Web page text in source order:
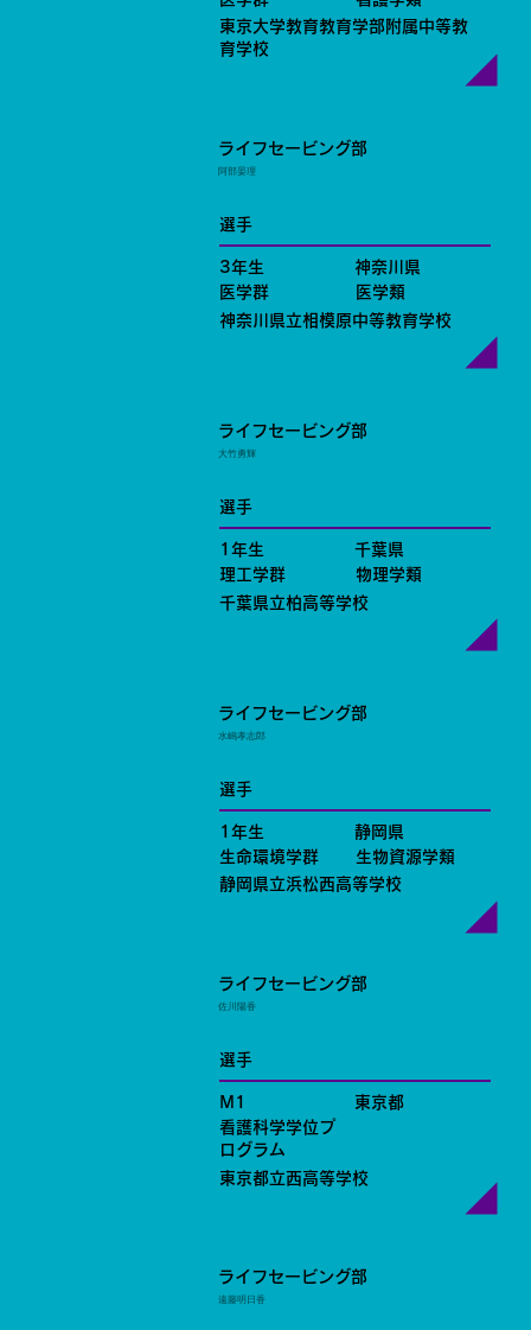
東京大学教育教育学部附属中等教
育学校
ライフセービング部
阿部晏理
選手
3年生
神奈川県
医学群
医学類
神奈川県立相模原中等教育学校
ライフセービング部
大竹勇輝
選手
1年生
千葉県
理工学群
物理学類
千葉県立柏高等学校
ライフセービング部
水嶋孝志郎
選手
1年生
静岡県
生命環境学群
生物資源学類
静岡県立浜松西高等学校
ライフセービング部
佐川陽香
選手
M1
東京都
看護科学学位プ
ログラム
東京都立西高等学校
ライフセービング部
遠藤明日香